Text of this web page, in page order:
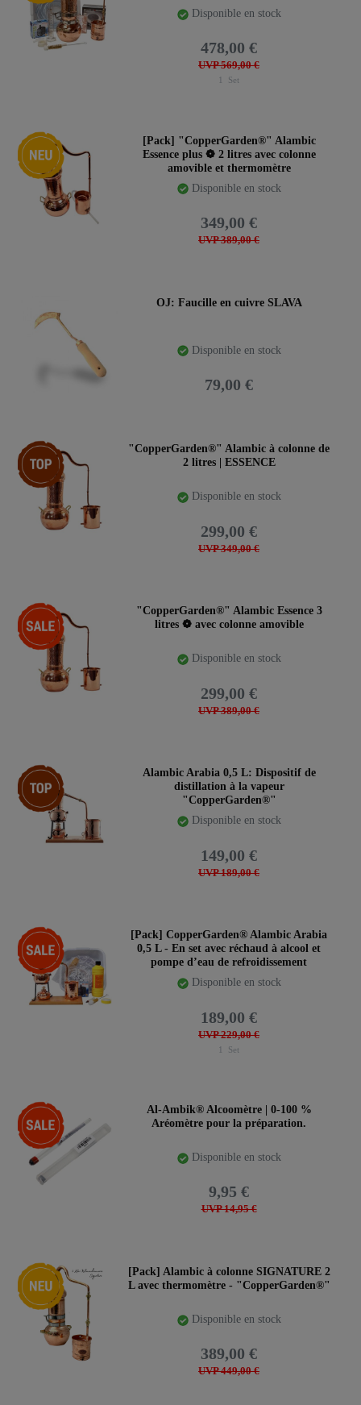
Disponible en stock
UVP 569,00 €
478,00 €
1 Set
Nouveauté
[Pack] "CopperGarden®" Alambic
Essence plus ❁ 2 litres avec colonne
amovible et thermomètre
Disponible en stock
UVP 389,00 €
349,00 €
OJ: Faucille en cuivre SLAVA
Disponible en stock
79,00 €
Article phare
"CopperGarden®" Alambic à colonne de
2 litres | ESSENCE
Disponible en stock
UVP 349,00 €
299,00 €
-23%
"CopperGarden®" Alambic Essence 3
litres ❁ avec colonne amovible
Disponible en stock
UVP 389,00 €
299,00 €
Article phare
Alambic Arabia 0,5 L: Dispositif de
distillation à la vapeur
"CopperGarden®"
Disponible en stock
UVP 189,00 €
149,00 €
-17%
[Pack] CopperGarden® Alambic Arabia
0,5 L - En set avec réchaud à alcool et
pompe d’eau de refroidissement
Disponible en stock
UVP 229,00 €
189,00 €
1 Set
-33%
Al-Ambik® Alcoomètre | 0-100 %
Aréomètre pour la préparation.
Disponible en stock
UVP 14,95 €
9,95 €
Nouveauté
[Pack] Alambic à colonne SIGNATURE 2
L avec thermomètre - "CopperGarden®"
Disponible en stock
UVP 449,00 €
389,00 €